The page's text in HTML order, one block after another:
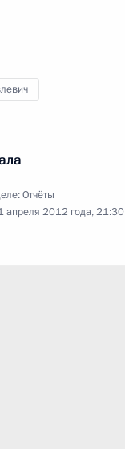
Отчёты
апреля 2012 года, 21:30